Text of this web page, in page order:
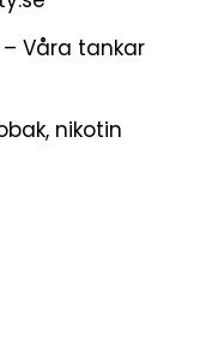
Våra tankar
nikotin